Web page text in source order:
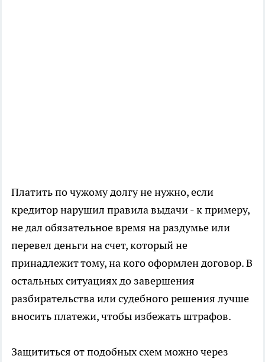
Платить по чужому долгу не нужно, если
кредитор нарушил правила выдачи - к примеру,
не дал обязательное время на раздумье или
перевел деньги на счет, который не
принадлежит тому, на кого оформлен договор. В
остальных ситуациях до завершения
разбирательства или судебного решения лучше
вносить платежи, чтобы избежать штрафов.
Защититься от подобных схем можно через